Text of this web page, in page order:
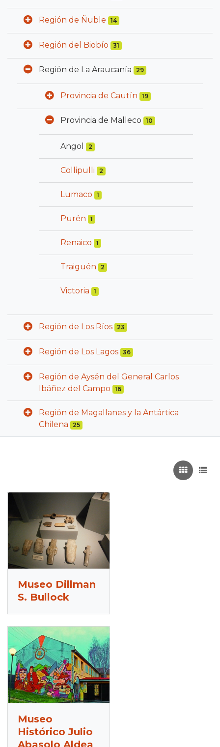
Región de Ñuble 14
Región del Biobío 31
Región de La Araucanía 29
Provincia de Cautín 19
Provincia de Malleco 10
Angol 2
Collipulli 2
Lumaco 1
Purén 1
Renaico 1
Traiguén 2
Victoria 1
Región de Los Ríos 23
Región de Los Lagos 36
Región de Aysén del General Carlos
Ibáñez del Campo
16
Región de Magallanes y la Antártica
Chilena
25
Recuadros
Museo Dillman
S. Bullock
Museo
Histórico Julio
Abasolo Aldea